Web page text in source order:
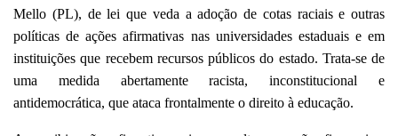
Mello (PL), de lei que veda a adoção de cotas raciais e outras
políticas de ações afirmativas nas universidades estaduais e em
instituições que recebem recursos públicos do estado. Trata-se de
uma medida abertamente racista, inconstitucional e
antidemocrática, que ataca frontalmente o direito à educação.